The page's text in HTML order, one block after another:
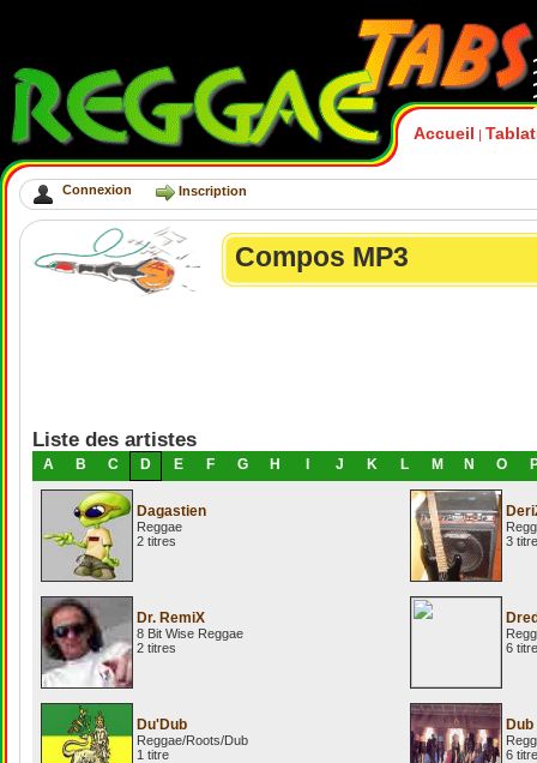
Accueil |
Connexion Inscription
Compos MP3
Liste des artistes
A B C D E F G H J K L M N O
Dagastien
Reggae
2 titres
3
Dr. RemiX
8 Bit Wise Reggae
2 titres
6
Du'Dub
Reggae/Roots/Dub
1 titre
6